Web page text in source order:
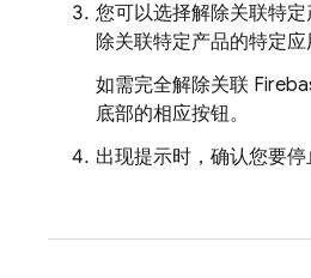
您可以选择解除关联特
除关联特定产品的特定应
如需完全解除关联
底部的相应按钮。
出现提示时，确认您要停